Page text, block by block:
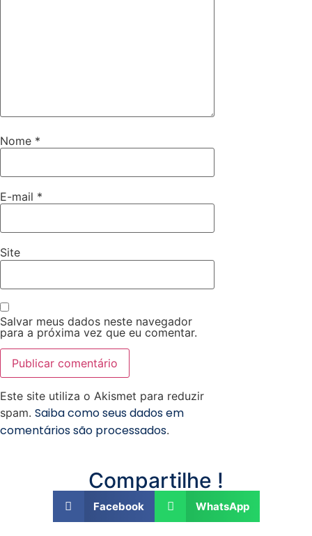
Nome *
E-mail *
Site
Salvar meus dados neste navegador
para a próxima vez que eu comentar.
Este site utiliza o Akismet para reduzir
spam. Saiba como seus dados em
comentários são processados.
Compartilhe !
Facebook WhatsApp